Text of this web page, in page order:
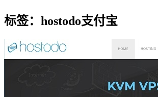
标签：hostodo支付宝